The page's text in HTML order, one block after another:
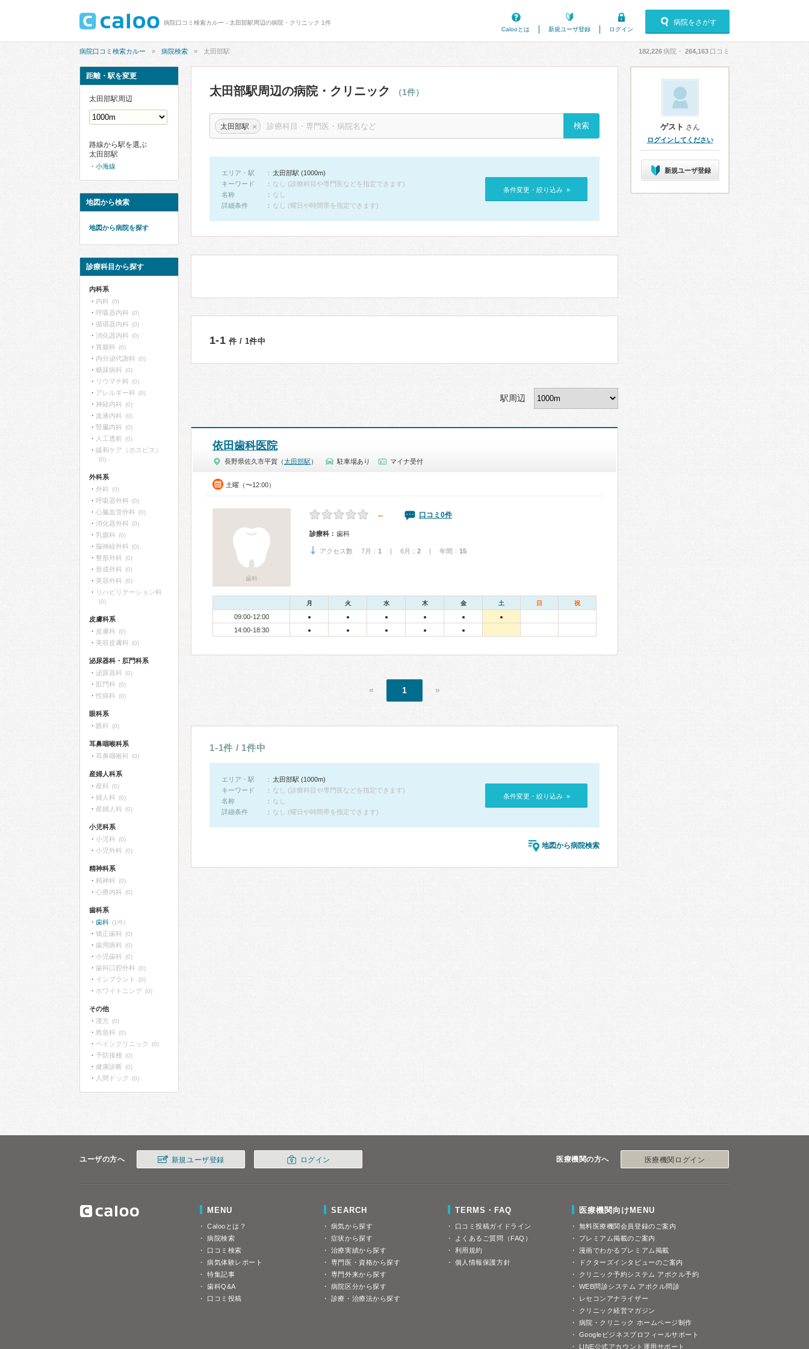
病院口コミ検索カルー - 太田部駅周辺の病院・クリニック 1件
Calooとは
新規ユーザ登録 ログイン
病院をさがす
病院口コミ検索カルー 病院検索 太田部駅 182,226病院・ 264,163 口コミ
太田部駅周辺の病院・クリニック （1件）
太田部駅 ×
エリア・駅
太田部駅 (1000m)
キーワード
なし (診療科目や専門医などを指定できます)
名称
なし
詳細条件
なし (曜日や時間帯を指定できます)
条件変更・絞り込み »
1-1 件 / 1件中
駅周辺
依田歯科医院
長野県佐久市平賀（太田部駅 ） 駐車場あり マイナ受付
土曜（〜12:00）
歯科
－ 口コミ0件
診療科： 歯科
アクセス数 7月： 1 | 6月： 2 | 年間： 15
月 火 水 木 金 土 日 祝
09:00-12:00 ● ● ● ● ● ●
14:00-18:30 ● ● ● ● ●
« 1 »
1-1件 / 1件中
エリア・駅
太田部駅 (1000m)
キーワード
なし (診療科目や専門医などを指定できます)
名称
なし
詳細条件
なし (曜日や時間帯を指定できます)
条件変更・絞り込み »
地図から病院検索
距離・駅を変更
太田部駅周辺
路線から駅を選ぶ
太田部駅
小海線
地図から検索
地図から病院を探す
診療科目から探す
内科系
内科 (0)
呼吸器内科 (0)
循環器内科 (0)
消化器内科 (0)
胃腸科 (0)
内分泌代謝科 (0)
糖尿病科 (0)
リウマチ科 (0)
アレルギー科 (0)
神経内科 (0)
血液内科 (0)
腎臓内科 (0)
人工透析 (0)
緩和ケア（ホスピス）
(0)
外科系
外科 (0)
呼吸器外科 (0)
心臓血管外科 (0)
消化器外科 (0)
乳腺科 (0)
脳神経外科 (0)
整形外科 (0)
形成外科 (0)
美容外科 (0)
リハビリテーション科
(0)
皮膚科系
皮膚科 (0)
美容皮膚科 (0)
泌尿器科・肛門科系
泌尿器科 (0)
肛門科 (0)
性病科 (0)
眼科系
眼科 (0)
耳鼻咽喉科系
耳鼻咽喉科 (0)
産婦人科系
産科 (0)
婦人科 (0)
産婦人科 (0)
小児科系
小児科 (0)
小児外科 (0)
精神科系
精神科 (0)
心療内科 (0)
歯科系
歯科 (1件)
矯正歯科 (0)
歯周病科 (0)
小児歯科 (0)
歯科口腔外科 (0)
インプラント (0)
ホワイトニング (0)
その他
漢方 (0)
救急科 (0)
ペインクリニック (0)
予防接種 (0)
健康診断 (0)
人間ドック (0)
ゲスト さん
ログインしてください
新規ユーザ登録
ユーザの方へ 新規ユーザ登録 ログイン 医療機関の方へ 医療機関ログイン
MENU
Calooとは？
病院検索
口コミ検索
病気体験レポート
特集記事
歯科Q&A
口コミ投稿
SEARCH
病気から探す
症状から探す
治療実績から探す
専門医・資格から探す
専門外来から探す
病院区分から探す
診療・治療法から探す
TERMS・FAQ
口コミ投稿ガイドライン
よくあるご質問（FAQ）
利用規約
個人情報保護方針
医療機関向けMENU
無料医療機関会員登録のご案内
プレミアム掲載のご案内
漫画でわかるプレミアム掲載
ドクターズインタビューのご案内
クリニック予約システム アポクル予約
WEB問診システム アポクル問診
レセコンアナライザー
クリニック経営マガジン
病院・クリニック ホームページ制作
Googleビジネスプロフィールサポート
LINE公式アカウント運用サポート